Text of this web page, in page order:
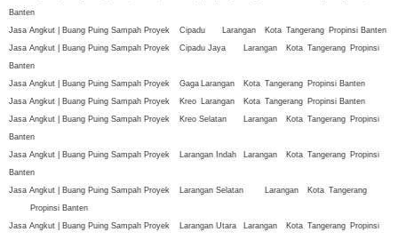
Banten
Jasa Angkut | Buang Puing Sampah Proyek
Cipadu Larangan Kota Tangerang Propinsi Banten
Jasa Angkut | Buang Puing Sampah Proyek
Cipadu Jaya Larangan Kota Tangerang Propinsi
Banten
Jasa Angkut | Buang Puing Sampah Proyek
Gaga Larangan Kota Tangerang Propinsi Banten
Jasa Angkut | Buang Puing Sampah Proyek
Kreo Larangan Kota Tangerang Propinsi Banten
Jasa Angkut | Buang Puing Sampah Proyek
Kreo Selatan Larangan Kota Tangerang Propinsi
Banten
Jasa Angkut | Buang Puing Sampah Proyek
Larangan Indah Larangan Kota Tangerang Propinsi
Banten
Jasa Angkut | Buang Puing Sampah Proyek
Larangan Selatan Larangan Kota Tangerang
Propinsi Banten
Jasa Angkut | Buang Puing Sampah Proyek
Larangan Utara Larangan Kota Tangerang Propinsi